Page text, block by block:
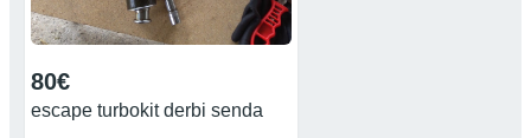
80€
escape turbokit derbi senda